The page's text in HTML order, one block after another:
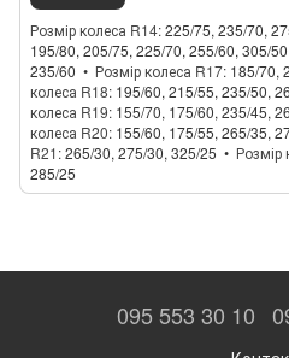
Розмір колеса R14 225/75, 235/70,
195/80, 205/75, 225/70, 255/60, 305/50
235/60
Розмір колеса R17 185/70,
колеса R18 195/60, 215/55, 235/50,
колеса R19 155/70, 175/60, 235/45,
колеса R20 155/60, 175/55, 265/35,
R21 265/30, 275/30, 325/25 Розмір
285/25
095 553 30 10